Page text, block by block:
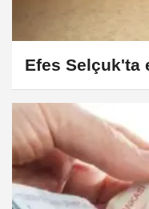
Efes Selçuk'ta